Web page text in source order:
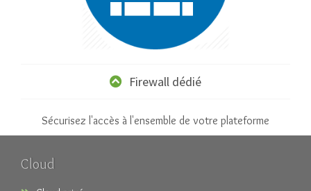
Firewall dédié
Sécurisez l'accès à l'ensemble de votre plateforme
Cloud